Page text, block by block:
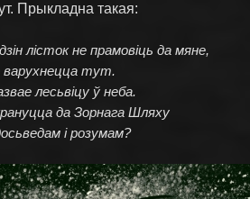
Прыкладна такая:
лісток не прамовіць да мяне,
варухнецца тут.
лесьвіцу ў неба.
да Зорнага Шляху
і розумам?